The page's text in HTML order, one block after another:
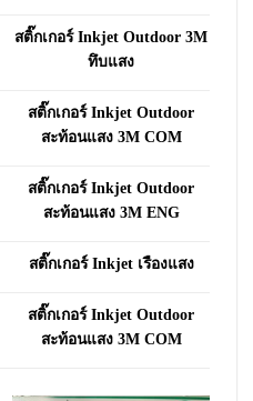
สติ๊กเกอร์ Inkjet Outdoor 3M
ทึบแสง
สติ๊กเกอร์ Inkjet Outdoor
สะท้อนแสง 3M COM
สติ๊กเกอร์ Inkjet Outdoor
สะท้อนแสง 3M ENG
สติ๊กเกอร์ Inkjet เรืองแสง
สติ๊กเกอร์ Inkjet Outdoor
สะท้อนแสง 3M COM